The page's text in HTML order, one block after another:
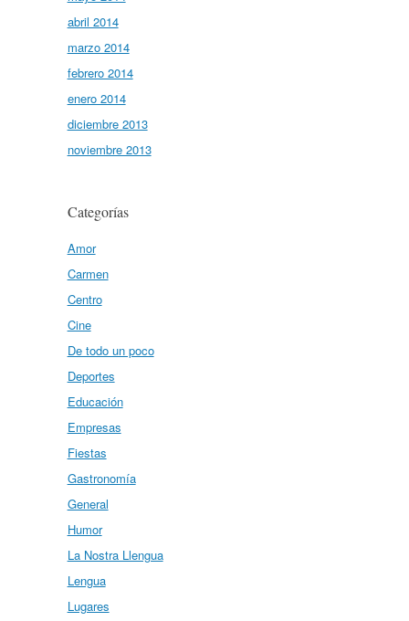
abril 2014
marzo 2014
febrero 2014
enero 2014
diciembre 2013
noviembre 2013
Categorías
Amor
Carmen
Centro
Cine
De todo un poco
Deportes
Educación
Empresas
Fiestas
Gastronomía
General
Humor
La Nostra Llengua
Lengua
Lugares